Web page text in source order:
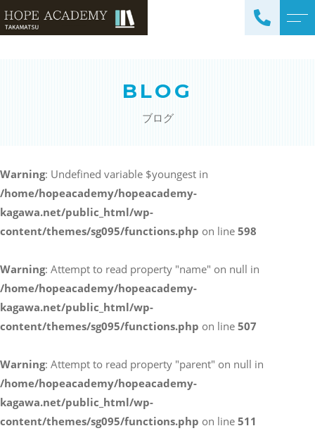
（4科目）
中学生コース（5科目）
高校生コース（3科目）
英会話コース（幼児～小学
校低学年）
087-887-7663
Webからのお問い合わせ
BLOG
ブログ
Warning: Undefined variable $youngest in
/home/hopeacademy/hopeacademy-
kagawa.net/public_html/wp-
content/themes/sg095/functions.php on line 598
Warning: Attempt to read property "name" on null in
/home/hopeacademy/hopeacademy-
kagawa.net/public_html/wp-
content/themes/sg095/functions.php on line 507
Warning: Attempt to read property "parent" on null in
/home/hopeacademy/hopeacademy-
kagawa.net/public_html/wp-
content/themes/sg095/functions.php on line 511